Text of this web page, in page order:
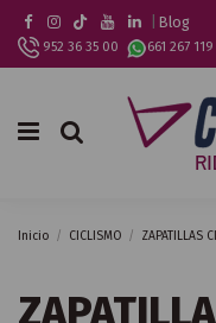
Blog
952 36 35 00
661 267 119
Inicio CICLISMO ZAPATILLAS